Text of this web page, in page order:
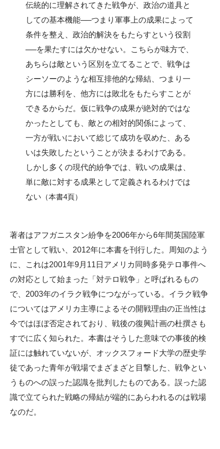
伝統的に理解されてきた戦争が、政治の道具と
しての基本機能──つまり軍事上の成果によって
条件を整え、政治的解決をもたらすという役割
──を果たすには欠かせない。こちらが味方で、
あちらは敵という区別を立てることで、戦争は
シーソーのような相互排他的な帰結、つまり一
方には勝利を、他方には敗北をもたらすことが
できるからだ。仮に戦争の成果が絶対的ではな
かったとしても、敵との相対的関係によって、
一方が戦いにおいて総じて成功を収めた、ある
いは失敗したということが決まるわけである。
しかし多くの現代的紛争では、戦いの成果は、
単に敵に対する成果として定義されるわけでは
ない （本書4頁）
著者はアフガニスタン紛争を2006年から6年間英国陸軍
士官として戦い、2012年に本書を刊行した。周知のよう
に、これは2001年9月11日アメリカ同時多発テロ事件へ
の対応として始まった「対テロ戦争」と呼ばれるもの
で、2003年のイラク戦争につながっている。イラク戦争
についてはアメリカ主導によるその開戦理由の正当性は
今ではほぼ否定されており、戦後の復興計画の杜撰さも
すでに広く知られた。本書はそうした意味での事後的検
証には触れていないが、オックスフォード大学の歴史学
徒であった青年が戦場でまざまざと目撃した、戦争とい
うものへの誤った認識を批判したものである。誤った認
識で立てられた戦略の帰結が端的にあらわれるのは戦場
なのだ。